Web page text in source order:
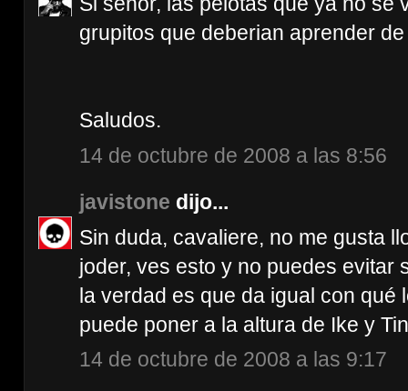
grupitos que deberian aprender
Saludos.
14 de octubre de 2008 a las 8:56
javistone dijo...
Sin duda, cavaliere, no me gusta
joder, ves esto y no puedes evitar
la verdad es que da igual con
puede poner a la altura de Ike y
14 de octubre de 2008 a las 9:17